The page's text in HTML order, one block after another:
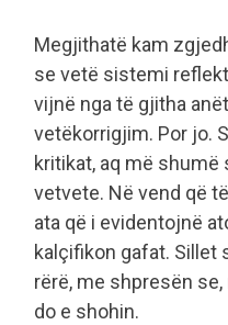
Megjithatë kam
se vetë sistemi
vijnë nga të gjitha
vetëkorrigjim. Por jo.
kritikat, aq më
vetvete. Në vend që
ata që i evidentojnë
kalçifikon gafat. Sillet
rërë, me shpresën
do e shohin.